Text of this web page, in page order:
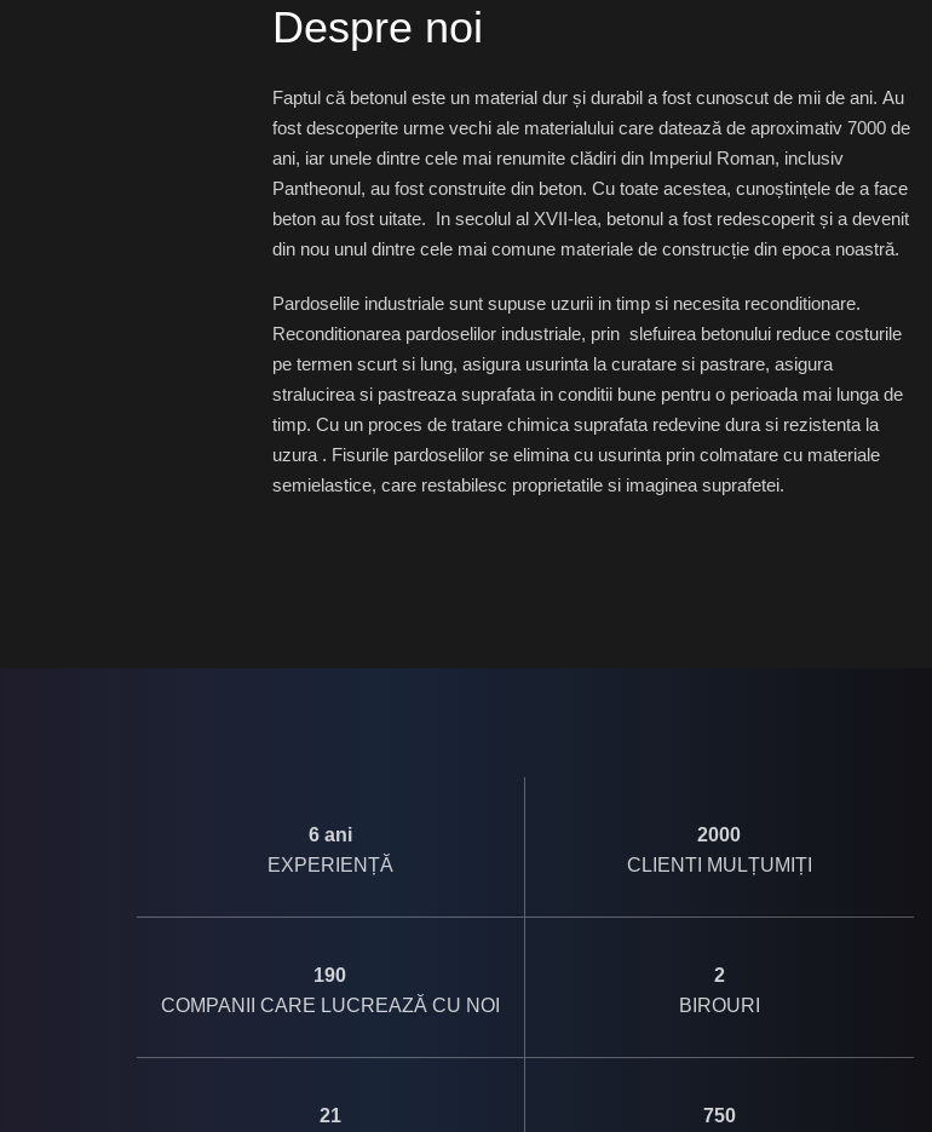
Despre noi
Faptul că betonul este un material dur și durabil a fost cunoscut de mii de ani. Au
fost descoperite urme vechi ale materialului care datează de aproximativ 7000 de
ani, iar unele dintre cele mai renumite clădiri din Imperiul Roman, inclusiv
Pantheonul, au fost construite din beton. Cu toate acestea, cunoștințele de a face
beton au fost uitate. In secolul al XVII-lea, betonul a fost redescoperit și a devenit
din nou unul dintre cele mai comune materiale de construcție din epoca noastră.
Pardoselile industriale sunt supuse uzurii in timp si necesita reconditionare.
Reconditionarea pardoselilor industriale, prin slefuirea betonului reduce costurile
pe termen scurt si lung, asigura usurinta la curatare si pastrare, asigura
stralucirea si pastreaza suprafata in conditii bune pentru o perioada mai lunga de
timp. Cu un proces de tratare chimica suprafata redevine dura si rezistenta la
uzura . Fisurile pardoselilor se elimina cu usurinta prin colmatare cu materiale
semielastice, care restabilesc proprietatile si imaginea suprafetei.
6 ani
EXPERIENȚĂ
2000
CLIENTI MULȚUMIȚI
190
COMPANII CARE LUCREAZĂ CU NOI
2
BIROURI
21
750